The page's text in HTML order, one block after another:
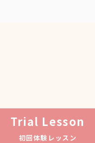
Trial Lesson
初回体験レッスン